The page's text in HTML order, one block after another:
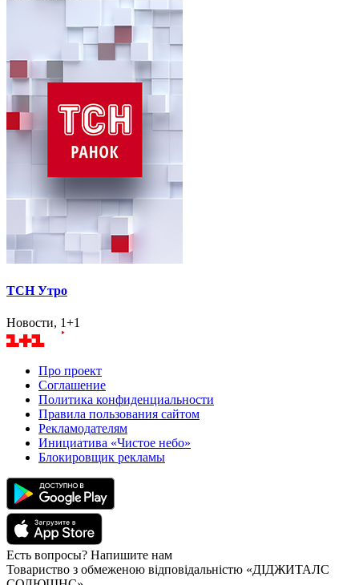
ТСН Утро
Новости, 1+1
Про проект
Соглашение
Политика конфиденциальности
Правила пользования сайтом
Рекламодателям
Инициатива «Чистое небо»
Блокировщик рекламы
Есть вопросы? Напишите нам
Товариство з обмеженою відповідальністю «ДІДЖИТАЛС